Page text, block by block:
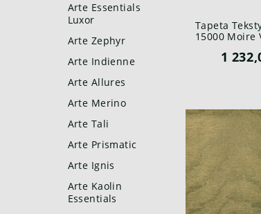
Arte Essentials
Luxor
Arte Zephyr
Arte Indienne
Arte Allures
Arte Merino
Arte Tali
Arte Prismatic
Arte Ignis
Arte Kaolin
Essentials
Tapeta
15000 Moire
1